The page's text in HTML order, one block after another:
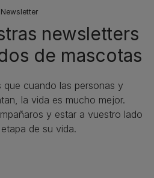
Newsletter
newsletters
de mascotas​
que cuando las personas y
la vida es mucho mejor.
y estar a vuestro lado
de su vida.​